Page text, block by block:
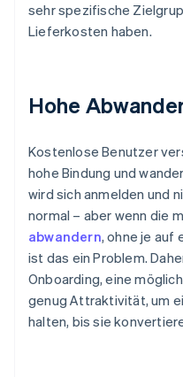
sehr spezifische
Lieferkosten haben.
Hohe
Kostenlose Benutzer
hohe Bindung und
wird sich anmelden und
normal – aber wenn die
abwandern, ohne je auf
ist das ein Problem.
Onboarding, eine
genug Attraktivität, um
halten, bis sie